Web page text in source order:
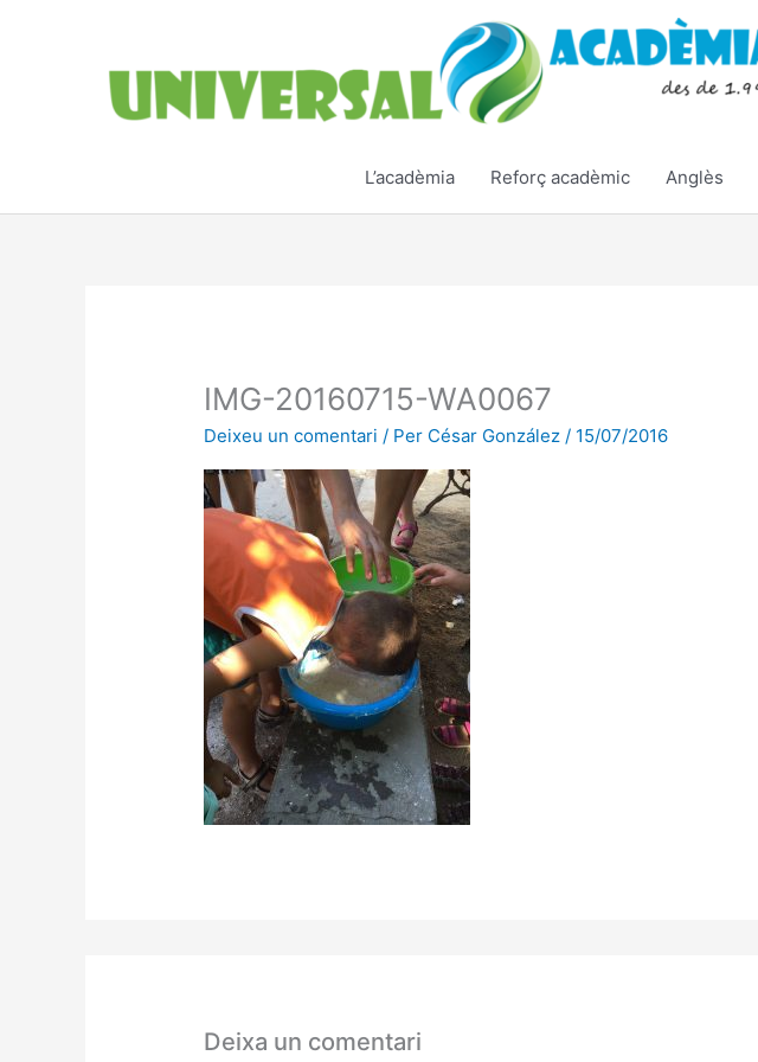
L’acadèmia Reforç acadèmic Anglès
IMG-20160715-WA0067
Deixeu un comentari / Per César González/ 15/07/2016
Deixa un comentari